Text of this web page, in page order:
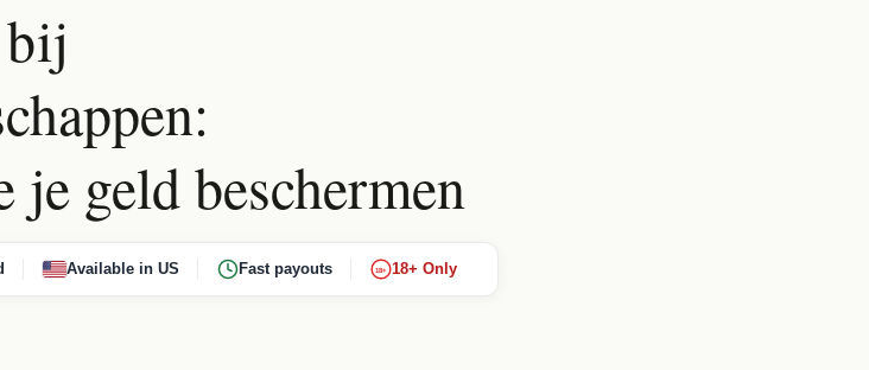
je geld beschermen
Available in US Fast payouts 18+ 18+ Only